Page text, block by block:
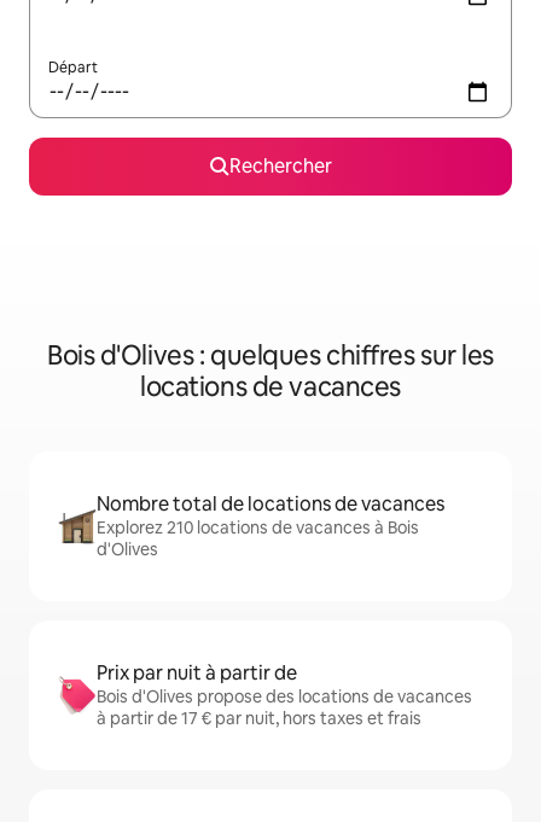
Départ
Rechercher
Bois d'Olives : quelques chiffres sur les
locations de vacances
Nombre total de locations de vacances
Explorez 210 locations de vacances à Bois
d'Olives
Prix par nuit à partir de
Bois d'Olives propose des locations de vacances
à partir de 17 € par nuit, hors taxes et frais